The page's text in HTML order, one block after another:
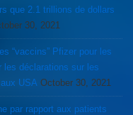
que 2.1 trillions de dollars
30, 2021
“vaccins” Pfizer pour les
les déclarations sur les
USA October 30, 2021
par rapport aux patients